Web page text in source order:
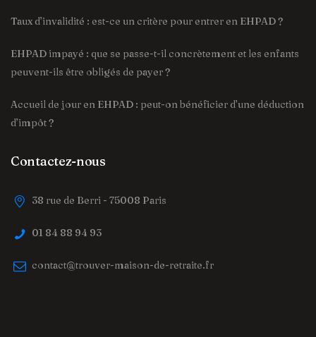
Taux d’invalidité : est-ce un critère pour entrer en EHPAD ?
EHPAD impayé : que se passe-t-il concrètement et les enfants
peuvent-ils être obligés de payer ?
Accueil de jour en EHPAD : peut-on bénéficier d’une déduction
d’impôt ?
Contactez-nous
38 rue de Berri - 75008 Paris
01 84 88 94 93
contact@trouver-maison-de-retraite.fr